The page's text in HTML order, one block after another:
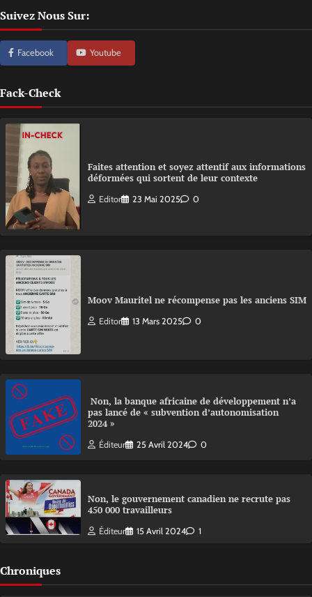
Suivez Nous Sur:
Facebook Youtube
Fack-Check
Faites attention et soyez attentif aux informations
déformées qui sortent de leur contexte
Editor 23 Mai 2025 0
Moov Mauritel ne récompense pas les anciens SIM
Editor 13 Mars 2025 0
Non, la banque africaine de développement n’a
pas lancé de « subvention d’autonomisation
2024 »
Éditeur 25 Avril 2024 0
Non, le gouvernement canadien ne recrute pas
450 000 travailleurs
Éditeur 15 Avril 2024 1
Chroniques